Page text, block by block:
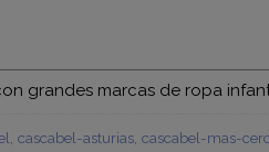
grandes marcas de ropa
cascabel-asturias cascabel-mas-